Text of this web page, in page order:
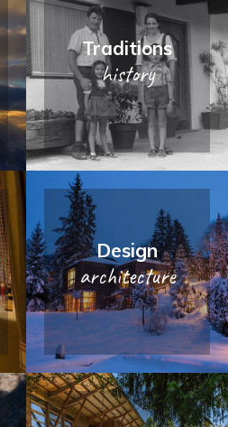
Traditions
history
Design
architecture